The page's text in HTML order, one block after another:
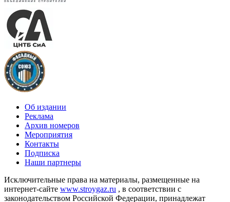
Об издании
Реклама
Архив номеров
Мероприятия
Контакты
Подписка
Наши партнеры
Исключительные права на материалы, размещенные на
интернет-сайте www.stroygaz.ru , в соответствии с
законодательством Российской Федерации, принадлежат